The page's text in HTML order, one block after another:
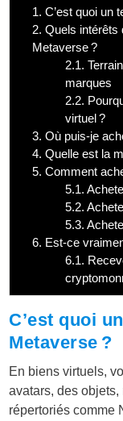
1. C’est quoi un
2. Quels intérêts
Metaverse ?
2.1.
marques
2.2.
virtuel ?
3. Où puis-je
4. Quelle est la
5. Comment
5.1.
5.2.
5.3.
6. Est-ce
6.1.
C’est quoi
Metaverse ?
En biens virtuels,
avatars, des
répertoriés comme